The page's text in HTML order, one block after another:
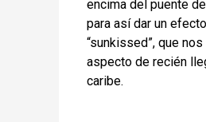
encima del puente
para así dar un efecto
“sunkissed”, que nos
aspecto de recién
caribe.